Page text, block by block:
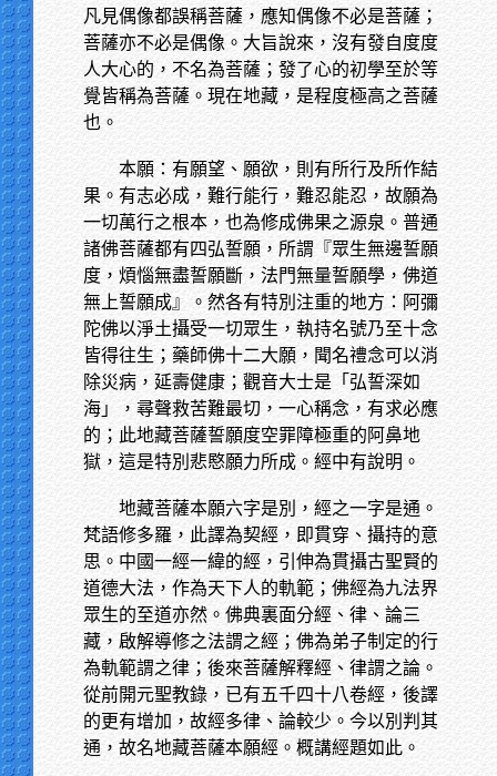
凡見偶像都誤稱菩薩，應知偶像不必是菩薩；
菩薩亦不必是偶像。大旨說來，沒有發自度度
人大心的，不名為菩薩；發了心的初學至於等
覺皆稱為菩薩。現在地藏，是程度極高之菩薩
也。
本願：有願望、願欲，則有所行及所作結
果。有志必成，難行能行，難忍能忍，故願為
一切萬行之根本，也為修成佛果之源泉。普通
諸佛菩薩都有四弘誓願，所謂『眾生無邊誓願
度，煩惱無盡誓願斷，法門無量誓願學，佛道
無上誓願成』。然各有特別注重的地方：阿彌
陀佛以淨土攝受一切眾生，執持名號乃至十念
皆得往生；藥師佛十二大願，聞名禮念可以消
除災病，延壽健康；觀音大士是「弘誓深如
海」，尋聲救苦難最切，一心稱念，有求必應
的；此地藏菩薩誓願度空罪障極重的阿鼻地
獄，這是特別悲愍願力所成。經中有說明。
地藏菩薩本願六字是別，經之一字是通。
梵語修多羅，此譯為契經，即貫穿、攝持的意
思。中國一經一緯的經，引伸為貫攝古聖賢的
道德大法，作為天下人的軌範；佛經為九法界
眾生的至道亦然。佛典裏面分經、律、論三
藏，啟解導修之法謂之經；佛為弟子制定的行
為軌範謂之律；後來菩薩解釋經、律謂之論。
從前開元聖教錄，已有五千四十八卷經，後譯
的更有增加，故經多律、論較少。今以別判其
通，故名地藏菩薩本願經。概講經題如此。